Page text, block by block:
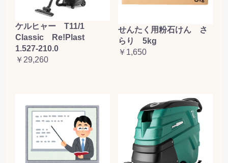
ケルヒャー T11/1
Classic Re!Plast
1.527-210.0
￥29,260
せんたく用粉石けん さ
らり 5kg
￥1,650